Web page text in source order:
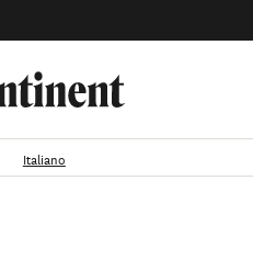
Italiano